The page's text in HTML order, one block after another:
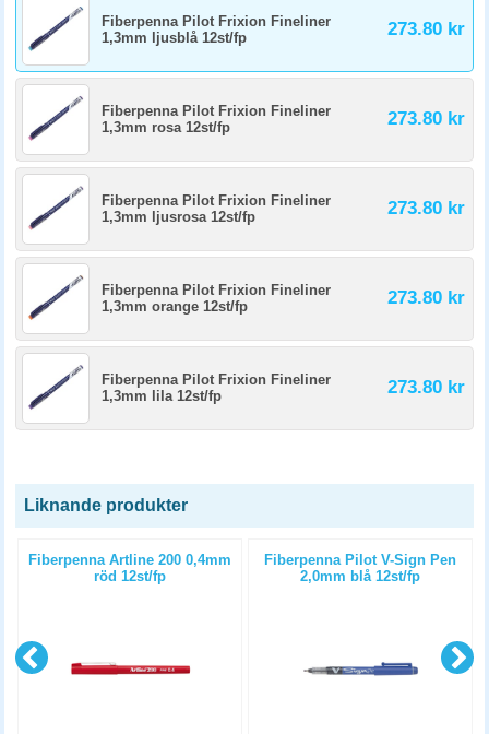
Fiberpenna Pilot Frixion Fineliner
1,3mm ljusblå 12st/fp
273.80 kr
Fiberpenna Pilot Frixion Fineliner
1,3mm rosa 12st/fp
273.80 kr
Fiberpenna Pilot Frixion Fineliner
1,3mm ljusrosa 12st/fp
273.80 kr
Fiberpenna Pilot Frixion Fineliner
1,3mm orange 12st/fp
273.80 kr
Fiberpenna Pilot Frixion Fineliner
1,3mm lila 12st/fp
273.80 kr
Liknande produkter
Fiberpenna Artline 200 0,4mm
röd 12st/fp
Fiberpenna Pilot V-Sign Pen
2,0mm blå 12st/fp